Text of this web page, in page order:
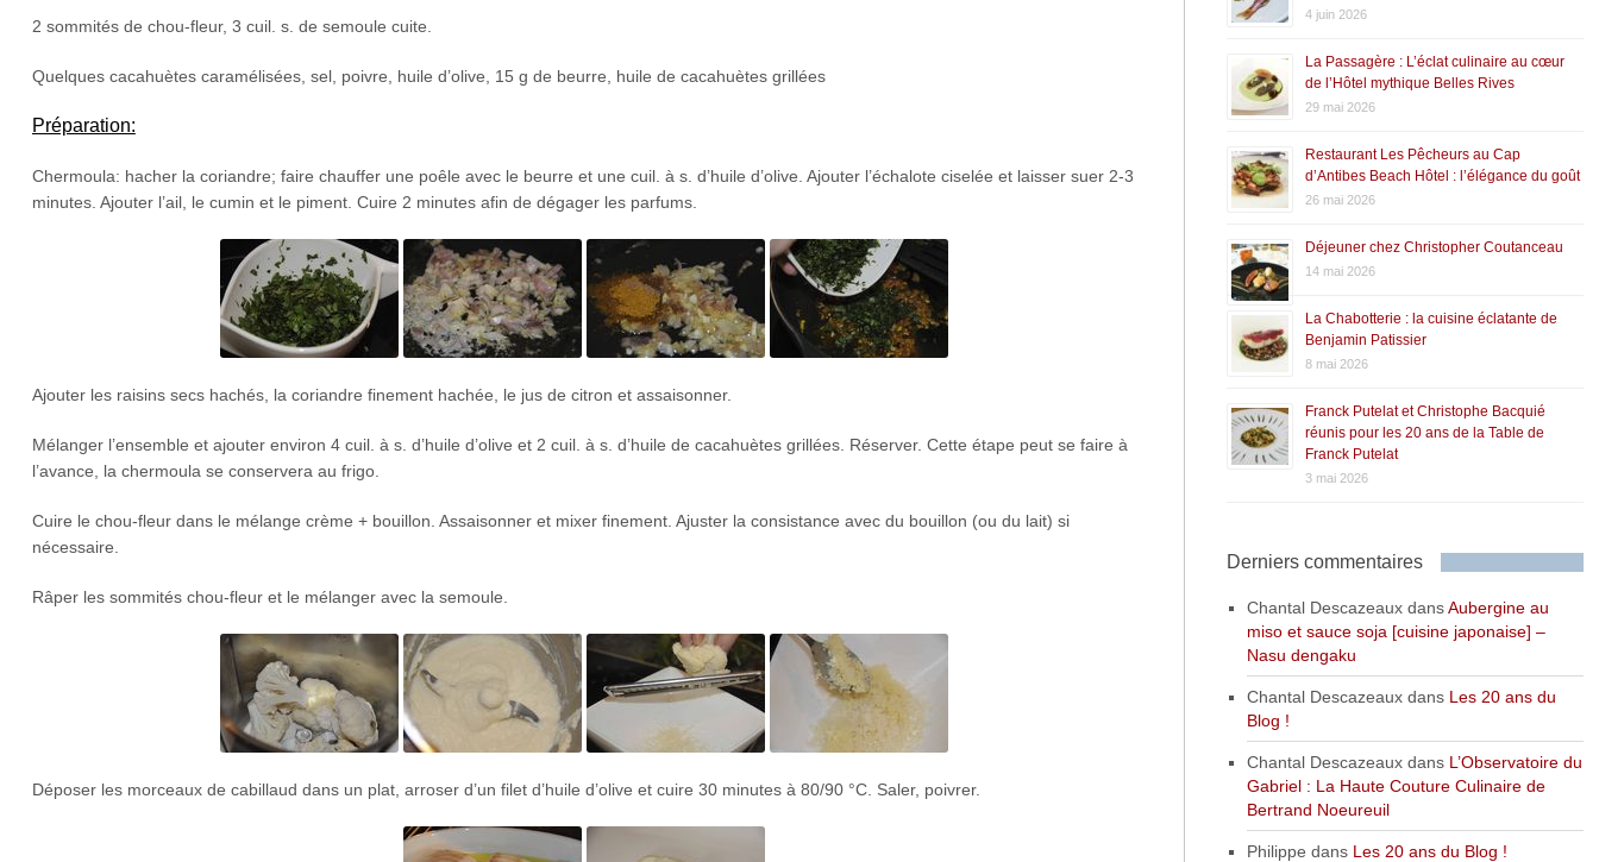
2 sommités de chou-fleur, 3 cuil. s. de semoule cuite.
Quelques cacahuètes caramélisées, sel, poivre, huile d’olive, 15 g de beurre, huile de cacahuètes grillées
Préparation:
Chermoula: hacher la coriandre; faire chauffer une poêle avec le beurre et une cuil. à s. d’huile d’olive. Ajouter l’échalote ciselée et laisser suer 2-3
minutes. Ajouter l’ail, le cumin et le piment. Cuire 2 minutes afin de dégager les parfums.
Ajouter les raisins secs hachés, la coriandre finement hachée, le jus de citron et assaisonner.
Mélanger l’ensemble et ajouter environ 4 cuil. à s. d’huile d’olive et 2 cuil. à s. d’huile de cacahuètes grillées. Réserver. Cette étape peut se faire à
l’avance, la chermoula se conservera au frigo.
Cuire le chou-fleur dans le mélange crème + bouillon. Assaisonner et mixer finement. Ajuster la consistance avec du bouillon (ou du lait) si
nécessaire.
Râper les sommités chou-fleur et le mélanger avec la semoule.
Déposer les morceaux de cabillaud dans un plat, arroser d’un filet d’huile d’olive et cuire 30 minutes à 80/90 °C. Saler, poivrer.
4 juin 2026
La Passagère : L’éclat culinaire au cœur
de l’Hôtel mythique Belles Rives
29 mai 2026
Restaurant Les Pêcheurs au Cap
d’Antibes Beach Hôtel : l’élégance du goût
26 mai 2026
Déjeuner chez Christopher Coutanceau
14 mai 2026
La Chabotterie : la cuisine éclatante de
Benjamin Patissier
8 mai 2026
Franck Putelat et Christophe Bacquié
réunis pour les 20 ans de la Table de
Franck Putelat
3 mai 2026
Derniers commentaires
Chantal DescazeauxdansAubergine au
miso et sauce soja [cuisine japonaise] –
Nasu dengaku
Chantal Descazeauxdans Les 20 ans du
Blog !
Chantal Descazeauxdans L’Observatoire du
Gabriel : La Haute Couture Culinaire de
Bertrand Noeureuil
Philippe dans Les 20 ans du Blog !